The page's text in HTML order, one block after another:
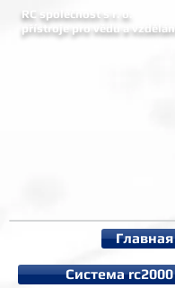
RC společnost s r. o.
přístroje pro vědu a
Система
Главная